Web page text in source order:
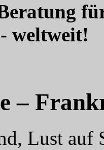
weltweit!
–
Lust auf